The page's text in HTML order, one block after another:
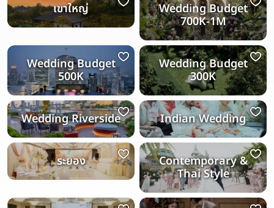
เขาใหญ่ Wedding Budget
700K-1M
Wedding Budget
500K
Wedding Budget
300K
Wedding Riverside Indian Wedding
ระยอง Contemporary &
Thai Style